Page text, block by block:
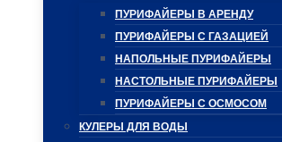
ПУРИФАЙЕРЫ В АРЕНДУ
ПУРИФАЙЕРЫ С ГАЗАЦИЕЙ
НАПОЛЬНЫЕ ПУРИФАЙЕРЫ
НАСТОЛЬНЫЕ ПУРИФАЙЕРЫ
ПУРИФАЙЕРЫ С ОСМОСОМ
КУЛЕРЫ ДЛЯ ВОДЫ